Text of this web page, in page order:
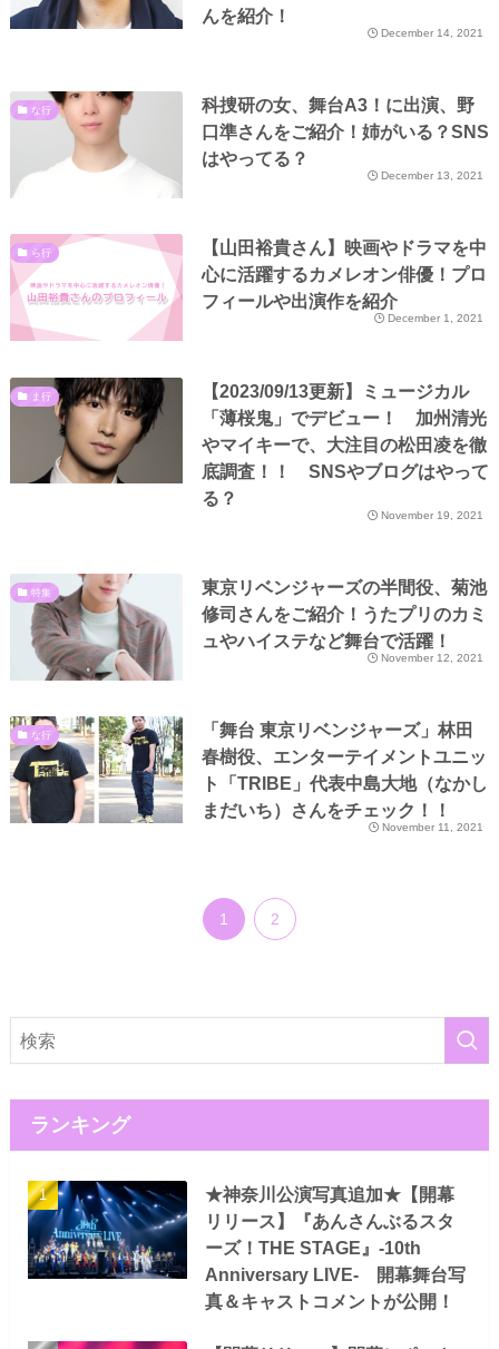
んを紹介！
December 14, 2021
な行
科捜研の女、舞台A3！に出演、野
口準さんをご紹介！姉がいる？SNS
はやってる？
December 13, 2021
ら行
【山田裕貴さん】映画やドラマを中
心に活躍するカメレオン俳優！プロ
フィールや出演作を紹介
December 1, 2021
ま行
【2023/09/13更新】ミュージカル
「薄桜鬼」でデビュー！ 加州清光
やマイキーで、大注目の松田凌を徹
底調査！！ SNSやブログはやって
る？
November 19, 2021
特集
東京リベンジャーズの半間役、菊池
修司さんをご紹介！うたプリのカミ
ュやハイステなど舞台で活躍！
November 12, 2021
な行
「舞台 東京リベンジャーズ」林田
春樹役、エンターテイメントユニッ
ト「TRIBE」代表中島大地（なかし
まだいち）さんをチェック！！
November 11, 2021
1 2
ランキング
★神奈川公演写真追加★【開幕
リリース】『あんさんぶるスタ
ーズ！THE STAGE』-10th
Anniversary LIVE- 開幕舞台写
真＆キャストコメントが公開！